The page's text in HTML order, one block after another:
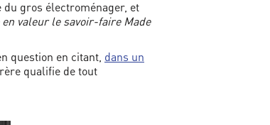
gros électroménager, et
valeur le savoir-faire Made
question en citant, dans un
qualifie de tout